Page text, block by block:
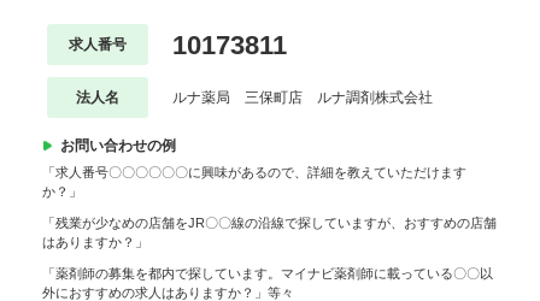
求人番号 10173811
法人名 ルナ薬局 三保町店 ルナ調剤株式会社
お問い合わせの例
「求人番号〇〇〇〇〇〇に興味があるので、詳細を教えていただけます
か？」
「残業が少なめの店舗をJR〇〇線の沿線で探していますが、おすすめの店舗
はありますか？」
「薬剤師の募集を都内で探しています。マイナビ薬剤師に載っている〇〇以
外におすすめの求人はありますか？」等々